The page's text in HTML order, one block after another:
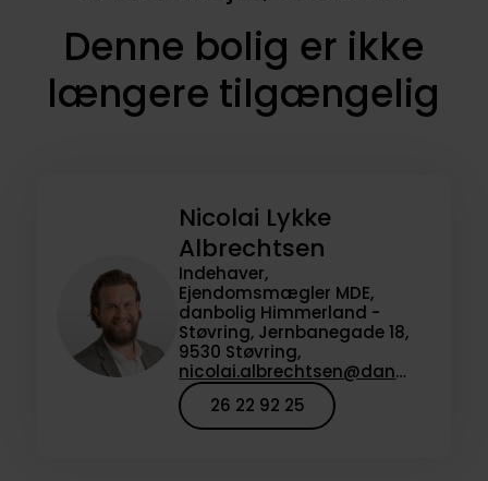
Denne bolig er ikke
længere tilgængelig
Nicolai Lykke
Albrechtsen
Indehaver,
Ejendomsmægler MDE,
danbolig Himmerland -
Støvring, Jernbanegade 18,
9530 Støvring,
nicolai.albrechtsen@danbolig.dk
26 22 92 25